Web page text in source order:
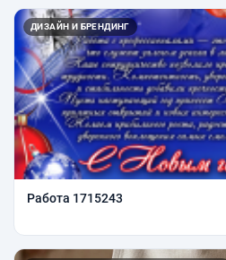
ДИЗАЙН И БРЕНДИНГ
Работа 1715243